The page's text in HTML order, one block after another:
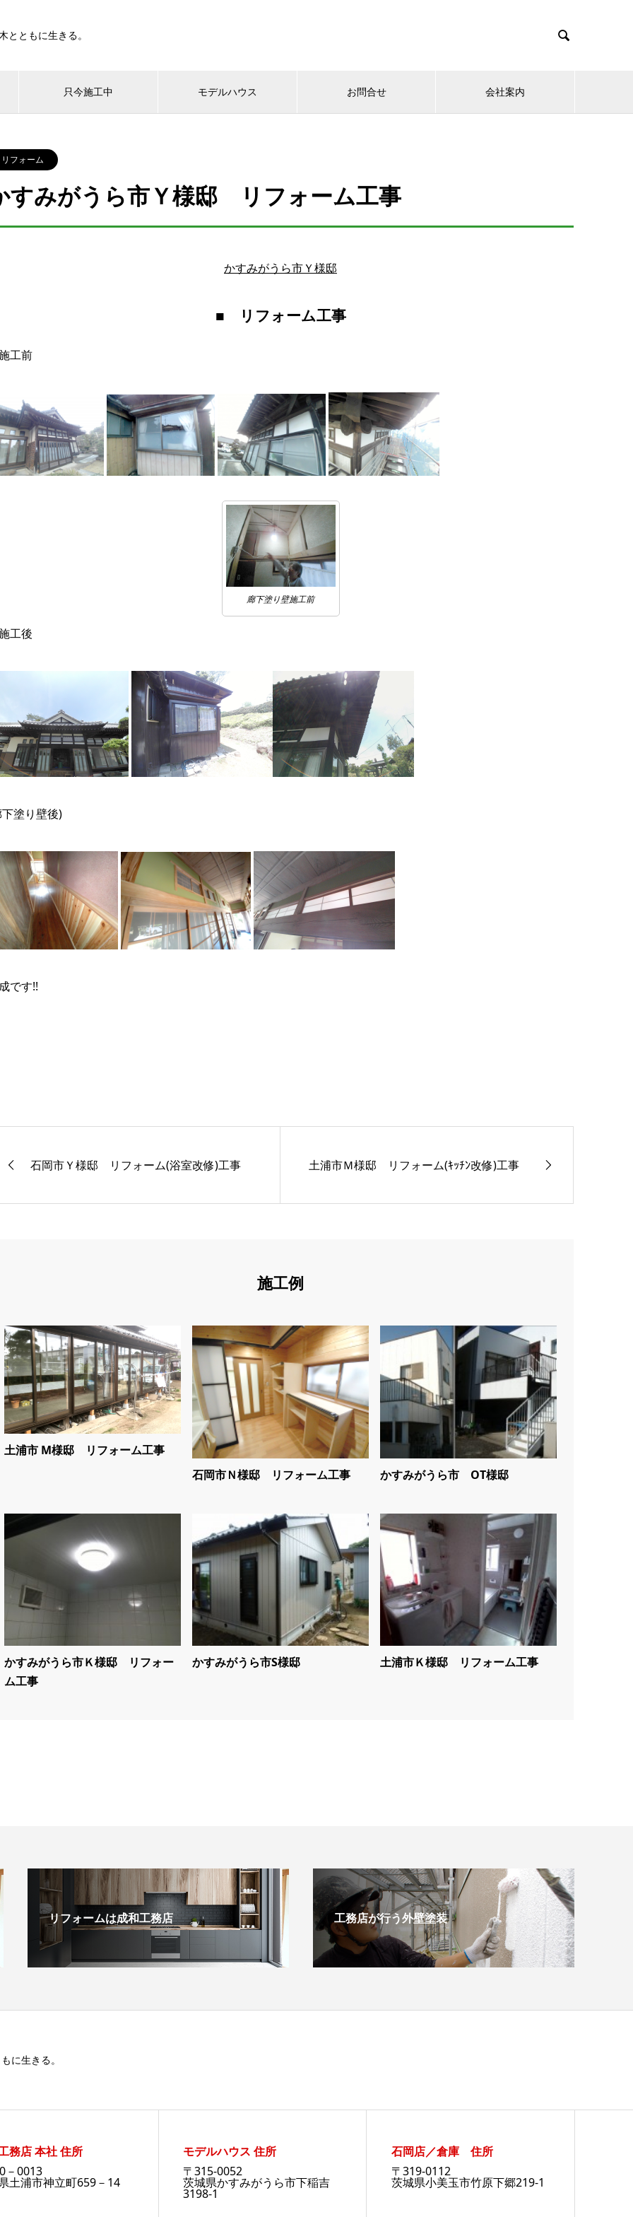
とともに生きる。 
只今施工中 モデルハウス お問合せ 会社案内
リフォーム
すみがうら市Ｙ様邸 リフォーム工事
かすみがうら市Ｙ様邸
■ リフォーム工事
工前
廊下塗り壁施工前
工後
塗り壁後)
です!!
石岡市Ｙ様邸 リフォーム(浴室改修)工事 土浦市Ｍ様邸 リフォーム(ｷｯﾁﾝ改修)工事
施工例
土浦市 M様邸 リフォーム工事
石岡市Ｎ様邸 リフォーム工事
かすみがうら市 OT様邸
かすみがうら市Ｋ様邸 リフォー
ム工事
かすみがうら市S様邸 土浦市Ｋ様邸 リフォーム工事
リフォームは成和工務店 工務店が行う外壁塗装
に生きる。
務店 本社 住所
－0013
土浦市神立町659－14
モデルハウス 住所
〒315-0052
茨城県かすみがうら市下稲吉
3198-1
石岡店／倉庫 住所
〒319-0112
茨城県小美玉市竹原下郷219-1